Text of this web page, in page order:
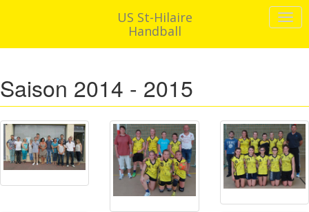
US St-Hilaire
Handball
Saison 2014 - 2015